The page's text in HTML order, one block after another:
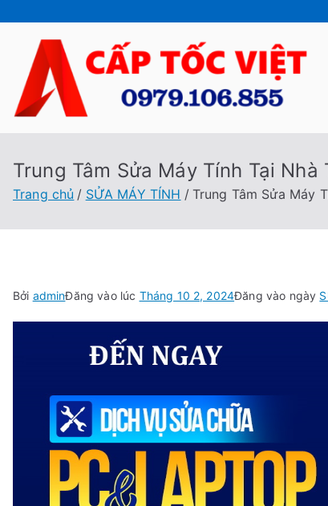
dung
Trung Tâm Sửa Máy Tính Tại Nhà
Trang chủ SỬA MÁY TÍNH Trung Tâm Sửa Máy
Bởi adminĐăng vào lúc Tháng 10 2, 2024Đăng vào ngày